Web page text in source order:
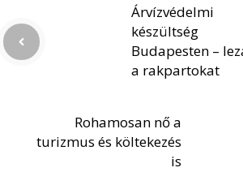
Árvízvédelmi
készültség
Budapesten –
a rakpartokat
Rohamosan nő a
turizmus és költekezés
is